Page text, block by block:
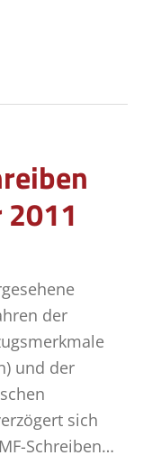
der
und der
sich
Schreiben…